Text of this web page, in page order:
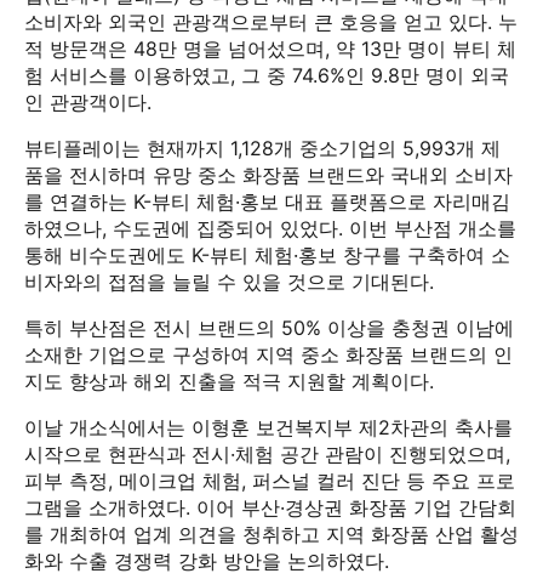
소비자와 외국인 관광객으로부터 큰 호응을 얻고 있다. 누
적 방문객은 48만 명을 넘어섰으며, 약 13만 명이 뷰티 체
험 서비스를 이용하였고, 그 중 74.6%인 9.8만 명이 외국
인 관광객이다.
뷰티플레이는 현재까지 1,128개 중소기업의 5,993개 제
품을 전시하며 유망 중소 화장품 브랜드와 국내외 소비자
를 연결하는 K-뷰티 체험·홍보 대표 플랫폼으로 자리매김
하였으나, 수도권에 집중되어 있었다. 이번 부산점 개소를
통해 비수도권에도 K-뷰티 체험·홍보 창구를 구축하여 소
비자와의 접점을 늘릴 수 있을 것으로 기대된다.
특히 부산점은 전시 브랜드의 50% 이상을 충청권 이남에
소재한 기업으로 구성하여 지역 중소 화장품 브랜드의 인
지도 향상과 해외 진출을 적극 지원할 계획이다.
이날 개소식에서는 이형훈 보건복지부 제2차관의 축사를
시작으로 현판식과 전시·체험 공간 관람이 진행되었으며,
피부 측정, 메이크업 체험, 퍼스널 컬러 진단 등 주요 프로
그램을 소개하였다. 이어 부산·경상권 화장품 기업 간담회
를 개최하여 업계 의견을 청취하고 지역 화장품 산업 활성
화와 수출 경쟁력 강화 방안을 논의하였다.